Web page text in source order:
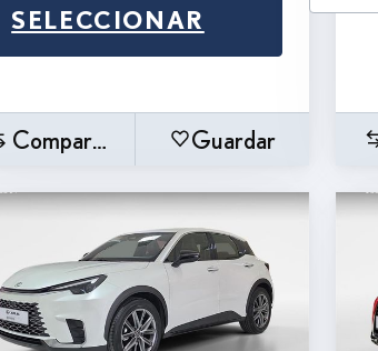
SELECCIONAR
Comparar Guardar